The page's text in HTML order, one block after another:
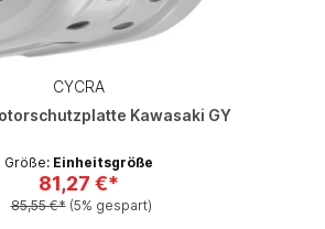
CYCRA
Kawasaki GY
Größe: Einheitsgröße
81,27 €*
85,55 €* (5% gespart)